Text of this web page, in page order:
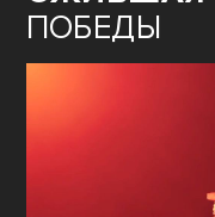
ПОБЕДЫ